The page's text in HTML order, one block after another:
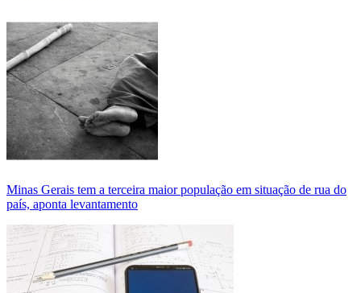
Minas Gerais tem a terceira maior população em situação de rua do
país, aponta levantamento